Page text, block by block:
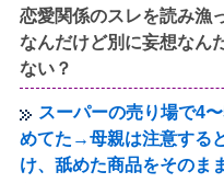
恋愛関係のスレを読み漁
なんだけど別に妄想なん
ない？
スーパーの売り場で4
めてた→母親は注意する
け、舐めた商品をそのま